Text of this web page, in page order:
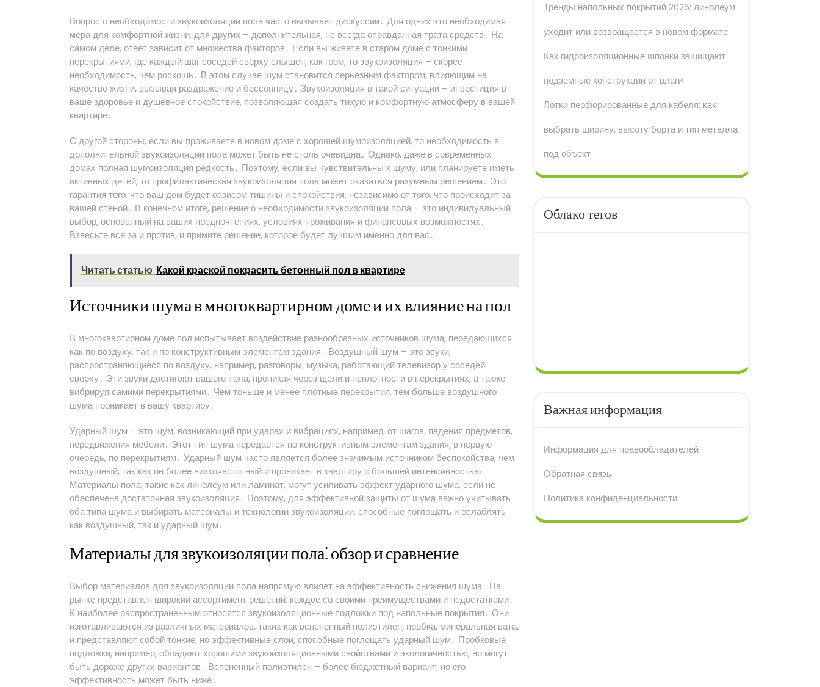
Вопрос о необходимости звукоизоляции пола часто вызывает дискуссии․ Для одних это необходимая
мера для комфортной жизни, для других – дополнительная, не всегда оправданная трата средств․ На
самом деле, ответ зависит от множества факторов․ Если вы живете в старом доме с тонкими
перекрытиями, где каждый шаг соседей сверху слышен, как гром, то звукоизоляция – скорее
необходимость, чем роскошь․ В этом случае шум становится серьезным фактором, влияющим на
качество жизни, вызывая раздражение и бессонницу․ Звукоизоляция в такой ситуации – инвестиция в
ваше здоровье и душевное спокойствие, позволяющая создать тихую и комфортную атмосферу в вашей
квартире․
С другой стороны, если вы проживаете в новом доме с хорошей шумоизоляцией, то необходимость в
дополнительной звукоизоляции пола может быть не столь очевидна․ Однако, даже в современных
домах полная шумоизоляция редкость․ Поэтому, если вы чувствительны к шуму, или планируете иметь
активных детей, то профилактическая звукоизоляция пола может оказаться разумным решением․ Это
гарантия того, что ваш дом будет оазисом тишины и спокойствия, независимо от того, что происходит за
вашей стеной․ В конечном итоге, решение о необходимости звукоизоляции пола – это индивидуальный
выбор, основанный на ваших предпочтениях, условиях проживания и финансовых возможностях․
Взвесьте все за и против, и примите решение, которое будет лучшим именно для вас․
Читать статью Какой краской покрасить бетонный пол в квартире
Источники шума в многоквартирном доме и их влияние на пол
В многоквартирном доме пол испытывает воздействие разнообразных источников шума, передающихся
как по воздуху, так и по конструктивным элементам здания․ Воздушный шум – это звуки,
распространяющиеся по воздуху, например, разговоры, музыка, работающий телевизор у соседей
сверху․ Эти звуки достигают вашего пола, проникая через щели и неплотности в перекрытиях, а также
вибрируя самими перекрытиями․ Чем тоньше и менее плотные перекрытия, тем больше воздушного
шума проникает в вашу квартиру․
Ударный шум – это шум, возникающий при ударах и вибрациях, например, от шагов, падения предметов,
передвижения мебели․ Этот тип шума передается по конструктивным элементам здания, в первую
очередь, по перекрытиям․ Ударный шум часто является более значимым источником беспокойства, чем
воздушный, так как он более низкочастотный и проникает в квартиру с большей интенсивностью․
Материалы пола, такие как линолеум или ламинат, могут усиливать эффект ударного шума, если не
обеспечена достаточная звукоизоляция․ Поэтому, для эффективной защиты от шума важно учитывать
оба типа шума и выбирать материалы и технологии звукоизоляции, способные поглощать и ослаблять
как воздушный, так и ударный шум․
Материалы для звукоизоляции пола⁚ обзор и сравнение
Выбор материалов для звукоизоляции пола напрямую влияет на эффективность снижения шума․ На
рынке представлен широкий ассортимент решений, каждое со своими преимуществами и недостатками․
К наиболее распространенным относятся звукоизоляционные подложки под напольные покрытия․ Они
изготавливаются из различных материалов, таких как вспененный полиэтилен, пробка, минеральная вата,
и представляют собой тонкие, но эффективные слои, способные поглощать ударный шум․ Пробковые
подложки, например, обладают хорошими звукоизоляционными свойствами и экологичностью, но могут
быть дороже других вариантов․ Вспененный полиэтилен – более бюджетный вариант, но его
эффективность может быть ниже․
Тренды напольных покрытий 2026: линолеум
уходит или возвращается в новом формате
Как гидроизоляционные шпонки защищают
подземные конструкции от влаги
Лотки перфорированные для кабеля: как
выбрать ширину, высоту борта и тип металла
под объект
Облако тегов
Важная информация
Информация для правообладателей
Обратная связь
Политика конфиденциальности